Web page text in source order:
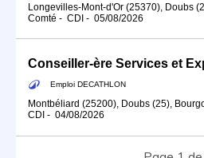
Longevilles-Mont-d'Or (25370), Doubs
Comté - CDI - 05/08/2026
Emploi DECATHLON
Montbéliard (25200), Doubs (25),
CDI - 04/08/2026